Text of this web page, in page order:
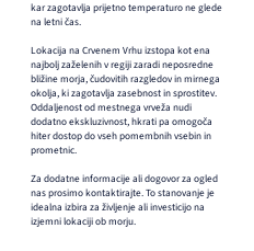
kar zagotavlja prijetno temperaturo ne glede
na letni čas.
Lokacija na Crvenem Vrhu izstopa kot ena
najbolj zaželenih v regiji zaradi neposredne
bližine morja, čudovitih razgledov in mirnega
okolja, ki zagotavlja zasebnost in sprostitev.
Oddaljenost od mestnega vrveža nudi
dodatno ekskluzivnost, hkrati pa omogoča
hiter dostop do vseh pomembnih vsebin in
prometnic.
Za dodatne informacije ali dogovor za ogled
nas prosimo kontaktirajte. To stanovanje je
idealna izbira za življenje ali investicijo na
izjemni lokaciji ob morju.